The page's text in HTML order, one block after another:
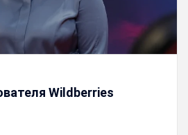
Wildberries